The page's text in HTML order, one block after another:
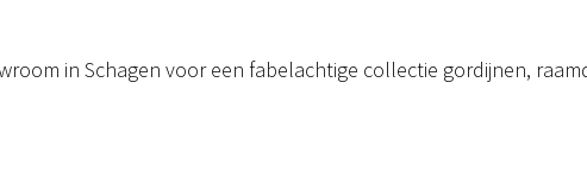
in Schagen voor een fabelachtige collectie gordijnen,